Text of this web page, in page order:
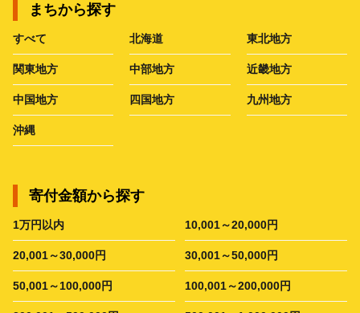
まちから探す
すべて 北海道 東北地方
関東地方 中部地方 近畿地方
中国地方 四国地方 九州地方
沖縄
寄付金額から探す
1万円以内 10,001～20,000円
20,001～30,000円 30,001～50,000円
50,001～100,000円 100,001～200,000円